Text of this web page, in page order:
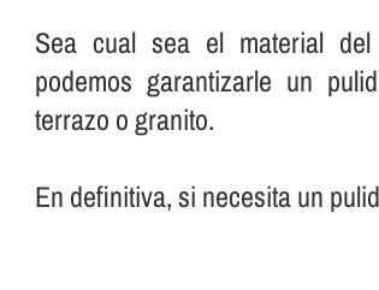
Sea cual sea el material
podemos garantizarle un
terrazo o granito.
En definitiva, si necesita un